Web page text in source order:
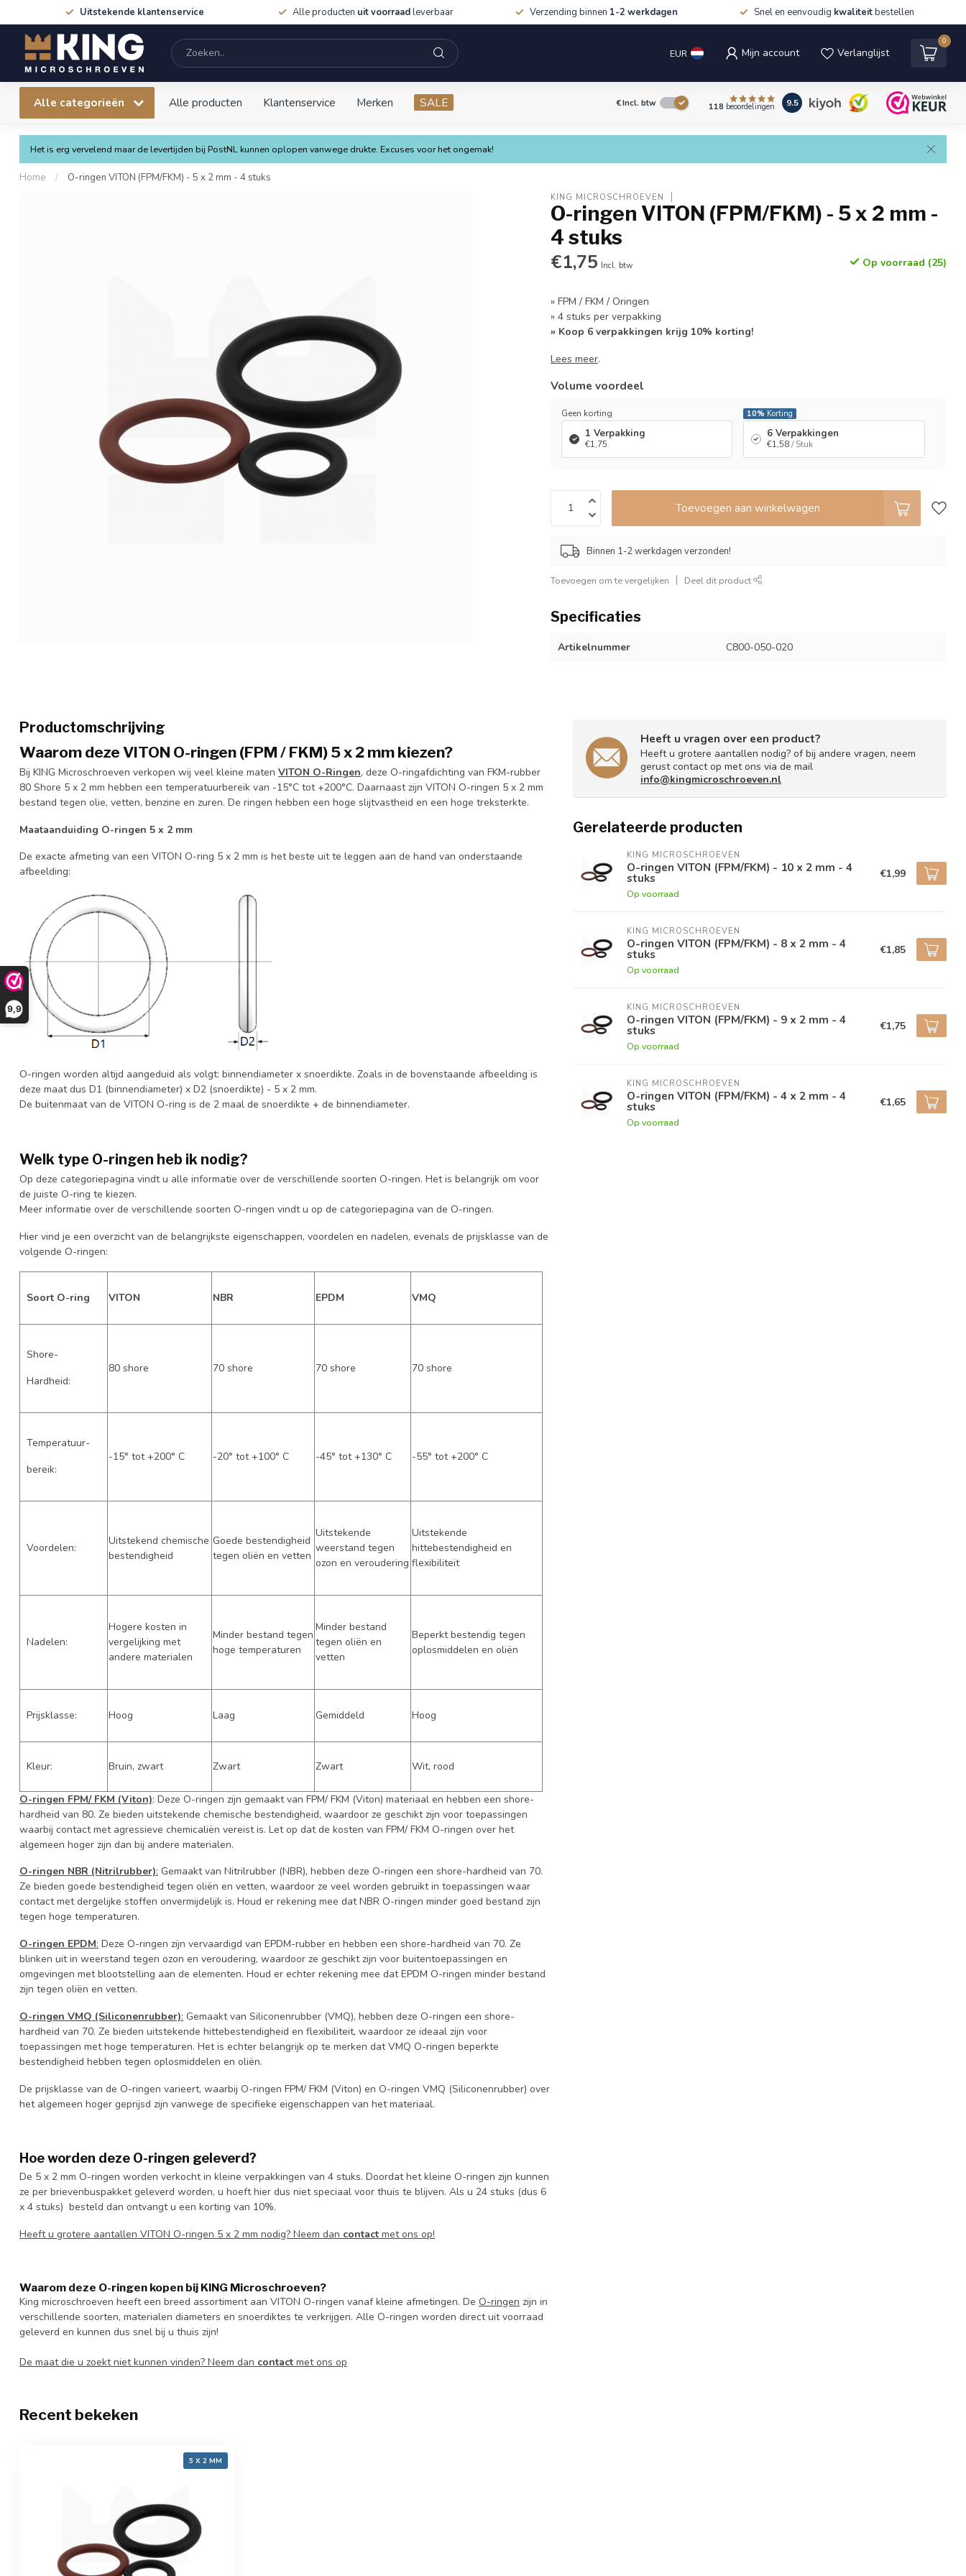
9,9
Uitstekende klantenservice Alle producten uit voorraadleverbaar Verzending binnen 1-2 werkdagen Snel en eenvoudig kwaliteitbestellen
EUR Mijn account Verlanglijst
0
Alle categorieën Alle producten Klantenservice Merken SALE €Incl. btw 118 beoordelingen 9.5
Het is erg vervelend maar de levertijden bij PostNL kunnen oplopen vanwege drukte. Excuses voor het ongemak!
Home / O-ringen VITON (FPM/FKM) - 5 x 2 mm - 4 stuks
KING MICROSCHROEVEN
O-ringen VITON (FPM/FKM) - 5 x 2 mm -
4 stuks
€1,75 Incl. btw Op voorraad (25)
» FPM / FKM / Oringen
» 4 stuks per verpakking
» Koop 6 verpakkingen krijg 10% korting!
Lees meer.
Volume voordeel
Geen korting
1 Verpakking
€1,75
10% Korting
6 Verpakkingen
€1,58 / Stuk
Toevoegen aan winkelwagen
Binnen 1-2 werkdagen verzonden!
Toevoegen om te vergelijken Deel dit product
Specificaties
Artikelnummer C800-050-020
Productomschrijving
Waarom deze VITON O-ringen (FPM / FKM) 5 x 2 mm kiezen?
Bij KING Microschroeven verkopen wij veel kleine maten VITON O-Ringen, deze O-ringafdichting van FKM-rubber
80 Shore 5 x 2 mm hebben een temperatuurbereik van -15°C tot +200°C. Daarnaast zijn VITON O-ringen 5 x 2 mm
bestand tegen olie, vetten, benzine en zuren. De ringen hebben een hoge slijtvastheid en een hoge treksterkte.
Maataanduiding O-ringen 5 x 2 mm
De exacte afmeting van een VITON O-ring 5 x 2 mm is het beste uit te leggen aan de hand van onderstaande
afbeelding:
O-ringen worden altijd aangeduid als volgt: binnendiameter x snoerdikte. Zoals in de bovenstaande afbeelding is
deze maat dus D1 (binnendiameter) x D2 (snoerdikte) - 5 x 2 mm.
De buitenmaat van de VITON O-ring is de 2 maal de snoerdikte + de binnendiameter.
Welk type O-ringen heb ik nodig?
Op deze categoriepagina vindt u alle informatie over de verschillende soorten O-ringen. Het is belangrijk om voor
de juiste O-ring te kiezen.
Meer informatie over de verschillende soorten O-ringen vindt u op de categoriepagina van de O-ringen.
Hier vind je een overzicht van de belangrijkste eigenschappen, voordelen en nadelen, evenals de prijsklasse van de
volgende O-ringen:
Soort O-ring VITON NBR EPDM VMQ
Shore-
Hardheid:
80 shore 70 shore 70 shore 70 shore
Temperatuur-
bereik:
-15° tot +200° C -20° tot +100° C -45° tot +130° C -55° tot +200° C
Voordelen:
Uitstekend chemische
bestendigheid
Goede bestendigheid
tegen oliën en vetten
Uitstekende
weerstand tegen
ozon en veroudering
Uitstekende
hittebestendigheid en
flexibiliteit
Nadelen:
Hogere kosten in
vergelijking met
andere materialen
Minder bestand tegen
hoge temperaturen
Minder bestand
tegen oliën en
vetten
Beperkt bestendig tegen
oplosmiddelen en oliën
Prijsklasse: Hoog Laag Gemiddeld Hoog
Kleur: Bruin, zwart Zwart Zwart Wit, rood
O-ringen FPM/ FKM (Viton): Deze O-ringen zijn gemaakt van FPM/ FKM (Viton) materiaal en hebben een shore-
hardheid van 80. Ze bieden uitstekende chemische bestendigheid, waardoor ze geschikt zijn voor toepassingen
waarbij contact met agressieve chemicaliën vereist is. Let op dat de kosten van FPM/ FKM O-ringen over het
algemeen hoger zijn dan bij andere materialen.
O-ringen NBR (Nitrilrubber): Gemaakt van Nitrilrubber (NBR), hebben deze O-ringen een shore-hardheid van 70.
Ze bieden goede bestendigheid tegen oliën en vetten, waardoor ze veel worden gebruikt in toepassingen waar
contact met dergelijke stoffen onvermijdelijk is. Houd er rekening mee dat NBR O-ringen minder goed bestand zijn
tegen hoge temperaturen.
O-ringen EPDM: Deze O-ringen zijn vervaardigd van EPDM-rubber en hebben een shore-hardheid van 70. Ze
blinken uit in weerstand tegen ozon en veroudering, waardoor ze geschikt zijn voor buitentoepassingen en
omgevingen met blootstelling aan de elementen. Houd er echter rekening mee dat EPDM O-ringen minder bestand
zijn tegen oliën en vetten.
O-ringen VMQ (Siliconenrubber): Gemaakt van Siliconenrubber (VMQ), hebben deze O-ringen een shore-
hardheid van 70. Ze bieden uitstekende hittebestendigheid en flexibiliteit, waardoor ze ideaal zijn voor
toepassingen met hoge temperaturen. Het is echter belangrijk op te merken dat VMQ O-ringen beperkte
bestendigheid hebben tegen oplosmiddelen en oliën.
De prijsklasse van de O-ringen varieert, waarbij O-ringen FPM/ FKM (Viton) en O-ringen VMQ (Siliconenrubber) over
het algemeen hoger geprijsd zijn vanwege de specifieke eigenschappen van het materiaal.
Hoe worden deze O-ringen geleverd?
De 5 x 2 mm O-ringen worden verkocht in kleine verpakkingen van 4 stuks. Doordat het kleine O-ringen zijn kunnen
ze per brievenbuspakket geleverd worden, u hoeft hier dus niet speciaal voor thuis te blijven. Als u 24 stuks (dus 6
x 4 stuks) besteld dan ontvangt u een korting van 10%.
Heeft u grotere aantallen VITON O-ringen 5 x 2 mm nodig? Neem dan contact met ons op!
Waarom deze O-ringen kopen bij KING Microschroeven?
King microschroeven heeft een breed assortiment aan VITON O-ringen vanaf kleine afmetingen. De O-ringen zijn in
verschillende soorten, materialen diameters en snoerdiktes te verkrijgen. Alle O-ringen worden direct uit voorraad
geleverd en kunnen dus snel bij u thuis zijn!
De maat die u zoekt niet kunnen vinden? Neem dan contact met ons op
Heeft u vragen over een product?
Heeft u grotere aantallen nodig? of bij andere vragen, neem
gerust contact op met ons via de mail
info@kingmicroschroeven.nl
Gerelateerde producten
KING MICROSCHROEVEN
O-ringen VITON (FPM/FKM) - 10 x 2 mm - 4
stuks
Op voorraad
€1,99
KING MICROSCHROEVEN
O-ringen VITON (FPM/FKM) - 8 x 2 mm - 4
stuks
Op voorraad
€1,85
KING MICROSCHROEVEN
O-ringen VITON (FPM/FKM) - 9 x 2 mm - 4
stuks
Op voorraad
€1,75
KING MICROSCHROEVEN
O-ringen VITON (FPM/FKM) - 4 x 2 mm - 4
stuks
Op voorraad
€1,65
Recent bekeken
5 X 2 MM